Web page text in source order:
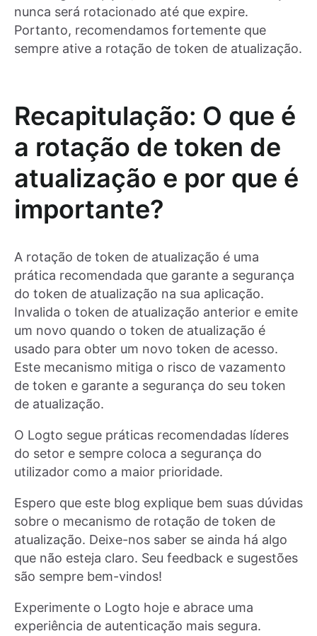
nunca será rotacionado até que expire.
Portanto, recomendamos fortemente que
sempre ative a rotação de token de atualização.
Recapitulação: O que é
a rotação de token de
atualização e por que é
importante?
A rotação de token de atualização é uma
prática recomendada que garante a segurança
do token de atualização na sua aplicação.
Invalida o token de atualização anterior e emite
um novo quando o token de atualização é
usado para obter um novo token de acesso.
Este mecanismo mitiga o risco de vazamento
de token e garante a segurança do seu token
de atualização.
O Logto segue práticas recomendadas líderes
do setor e sempre coloca a segurança do
utilizador como a maior prioridade.
Espero que este blog explique bem suas dúvidas
sobre o mecanismo de rotação de token de
atualização. Deixe-nos saber se ainda há algo
que não esteja claro. Seu feedback e sugestões
são sempre bem-vindos!
Experimente o Logto hoje e abrace uma
experiência de autenticação mais segura.